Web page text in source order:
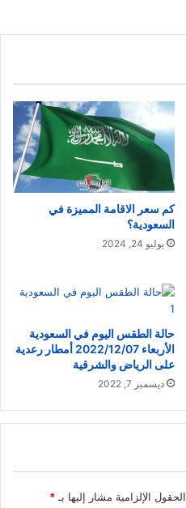
كم سعر الاقامة المميزة في
السعودية؟
يوليو 24, 2024
حالة الطقس اليوم في السعودية
الأربعاء 2022/12/07 أمطار رعدية
على الرياض والشرقية
ديسمبر 7, 2022
الحقول الإلزامية مشار إليها بـ *